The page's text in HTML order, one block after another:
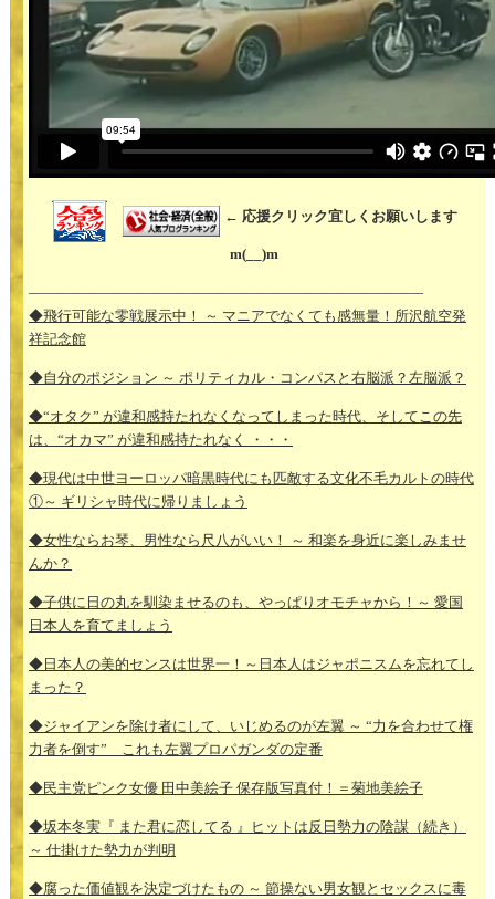
← 応援クリック宜しくお願いします
m(__)m
—————————————————————————–
◆飛行可能な零戦展示中！ ～ マニアでなくても感無量！所沢航空発
祥記念館
◆自分のポジション ～ ポリティカル・コンパスと右脳派？左脳派？
◆“オタク” が違和感持たれなくなってしまった時代、そしてこの先
は、“オカマ” が違和感持たれなく ・・・
◆現代は中世ヨーロッパ暗黒時代にも匹敵する文化不毛カルトの時代
①～ ギリシャ時代に帰りましょう
◆女性ならお琴、男性なら尺八がいい！ ～ 和楽を身近に楽しみませ
んか？
◆子供に日の丸を馴染ませるのも、やっぱりオモチャから！～ 愛国
日本人を育てましょう
◆日本人の美的センスは世界一！～日本人はジャポニスムを忘れてし
まった？
◆ジャイアンを除け者にして、いじめるのが左翼 ～ “力を合わせて権
力者を倒す” これも左翼プロパガンダの定番
◆民主党ピンク女優 田中美絵子 保存版写真付！＝菊地美絵子
◆坂本冬実『 また君に恋してる 』ヒットは反日勢力の陰謀（続き）
～ 仕掛けた勢力が判明
◆腐った価値観を決定づけたもの ～ 節操ない男女観とセックスに毒